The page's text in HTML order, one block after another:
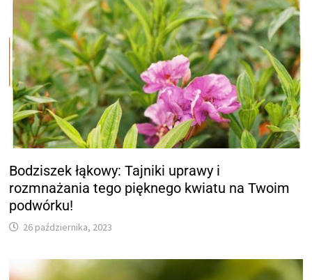
Bodziszek łąkowy: Tajniki uprawy i
rozmnażania tego pięknego kwiatu na Twoim
podwórku!
26 października, 2023